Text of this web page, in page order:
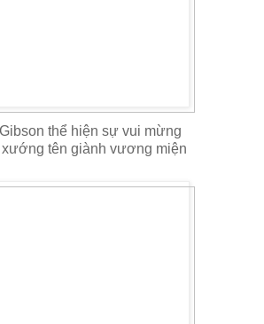
thể hiện sự vui mừng
tên giành vương miện